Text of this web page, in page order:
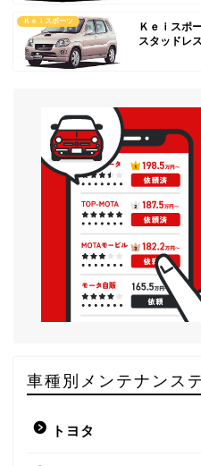
Ｋｅｉスポーツ
Ｋｅｉスポ
スタッドレ
車種別メンテナンス
トヨタ